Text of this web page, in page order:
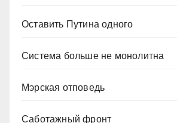
Оставить Путина одного
Система больше не монолитна
Мэрская отповедь
Саботажный фронт